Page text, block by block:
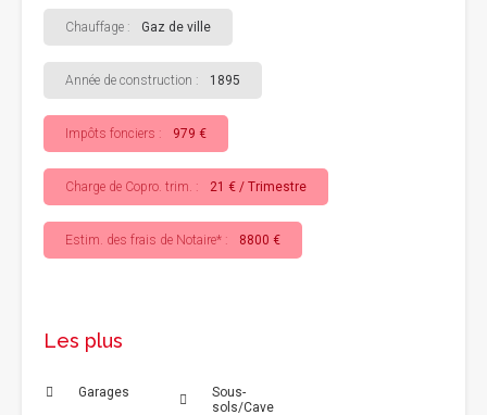
Chauffage : Gaz de ville
Année de construction : 1895
Impôts fonciers : 979 €
Charge de Copro. trim. : 21 € / Trimestre
Estim. des frais de Notaire* : 8800 €
Les plus
Garages
Sous-
sols/Cave